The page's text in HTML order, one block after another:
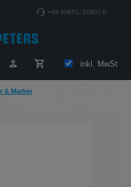
+49 (0)651–20907-0
hast 0 Produkte auf deminkl. MwSt
& Marker